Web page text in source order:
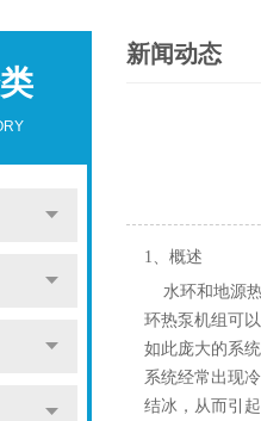
新闻动态
1、概述
水环和地源热
环热泵机组可
如此庞大的系
系统经常出现
结冰，从而引